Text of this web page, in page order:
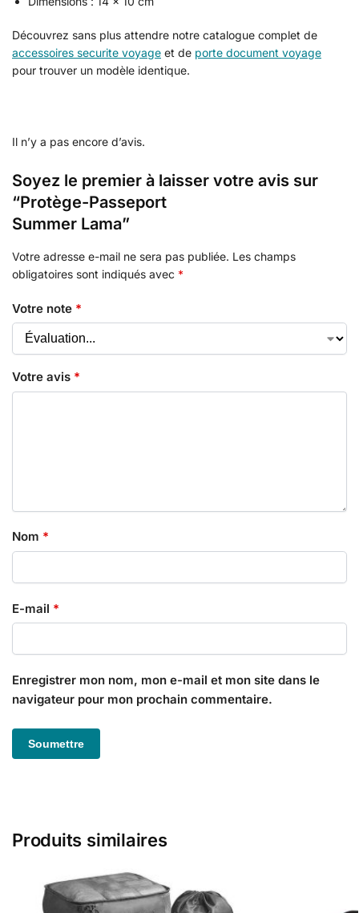
Découvrez sans plus attendre notre catalogue complet de
accessoires securite voyage et de porte document voyage
pour trouver un modèle identique.
Il n’y a pas encore d’avis.
Soyez le premier à laisser votre avis sur
“Protège-Passeport
Summer Lama”
Votre adresse e-mail ne sera pas publiée. Les champs
obligatoires sont indiqués avec *
Votre note *
Votre avis *
Nom *
E-mail *
Enregistrer mon nom, mon e-mail et mon site dans le
navigateur pour mon prochain commentaire.
Produits similaires